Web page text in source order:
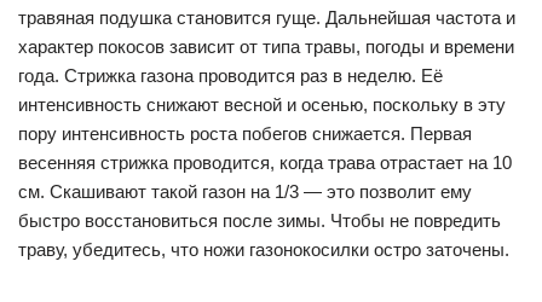
травяная подушка становится гуще. Дальнейшая частота и
характер покосов зависит от типа травы, погоды и времени
года. Стрижка газона проводится раз в неделю. Её
интенсивность снижают весной и осенью, поскольку в эту
пору интенсивность роста побегов снижается. Первая
весенняя стрижка проводится, когда трава отрастает на 10
см. Скашивают такой газон на 1/3 — это позволит ему
быстро восстановиться после зимы. Чтобы не повредить
траву, убедитесь, что ножи газонокосилки остро заточены.